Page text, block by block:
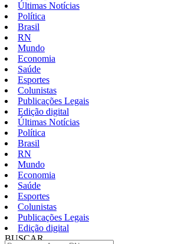
Últimas Notícias
Política
Brasil
RN
Mundo
Economia
Saúde
Esportes
Colunistas
Publicações Legais
Edição digital
Últimas Notícias
Política
Brasil
RN
Mundo
Economia
Saúde
Esportes
Colunistas
Publicações Legais
Edição digital
BUSCAR